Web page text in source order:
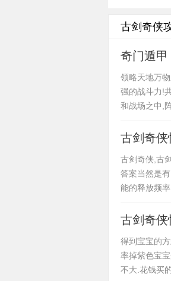
古剑奇侠
奇门遁
领略天地万
强的战斗力!
和战场之中,
古剑奇
古剑奇侠,古
答案当然是
能的释放频
古剑奇
得到宝宝的
率掉紫色宝
不大.花钱买